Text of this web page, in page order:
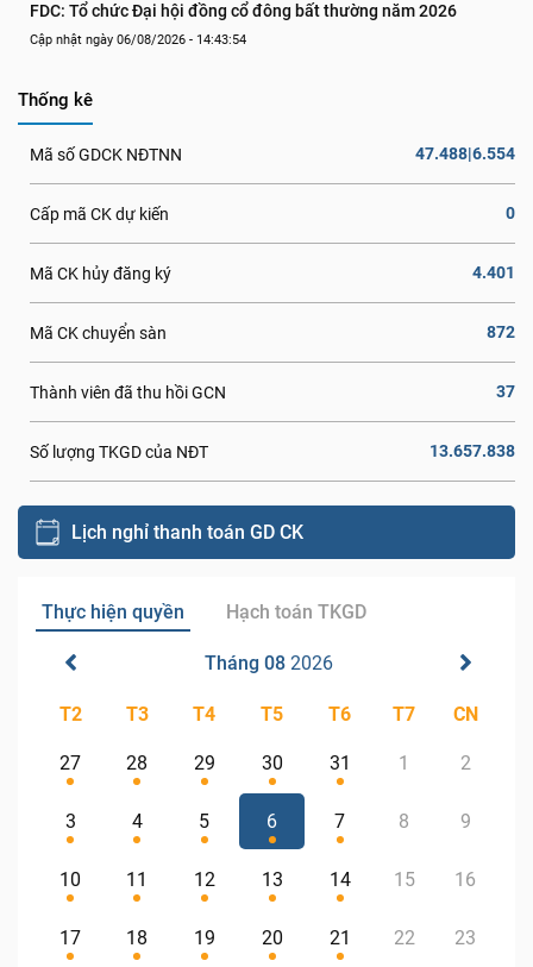
FDC: Tổ chức Đại hội đồng cổ đông bất thường năm 2026
Cập nhật ngày 06/08/2026 - 14:43:54
Thống kê
Mã số GDCK NĐTNN 47.488|6.554
Cấp mã CK dự kiến 0
Mã CK hủy đăng ký 4.401
Mã CK chuyển sàn 872
Thành viên đã thu hồi GCN 37
Số lượng TKGD của NĐT 13.657.838
Lịch nghỉ thanh toán GD CK
Thực hiện quyền Hạch toán TKGD
Tháng 08 2026
T2 T3 T4 T5 T6 T7 CN
27 28 29 30 31 1 2
3 4 5 6 7 8 9
10 11 12 13 14 15 16
17 18 19 20 21 22 23